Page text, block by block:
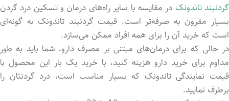
گردنبند تاندونک در مقایسه با سایر راه‌های درمان و تسکین درد گردن
بسیار مقرون به صرفه‌تر است. قیمت گردنبند تاندونک به گونه‌ای
است که خرید آن را برای همه افراد ممکن می‌سازد.
در حالی که برای درمان‌های مبتنی بر مصرف دارو، شما باید به طور
مداوم برای خرید دارو هزینه کنید، با خرید یک بار این محصول با
قیمت نمایندگی تاندونک که بسیار مناسب است، درد گردنتان را
برطرف نمایید.